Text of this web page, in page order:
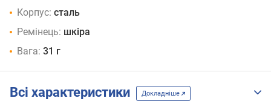
Корпус: сталь
Ремінець: шкіра
Вага: 31 г
Всі характеристики Докладніше